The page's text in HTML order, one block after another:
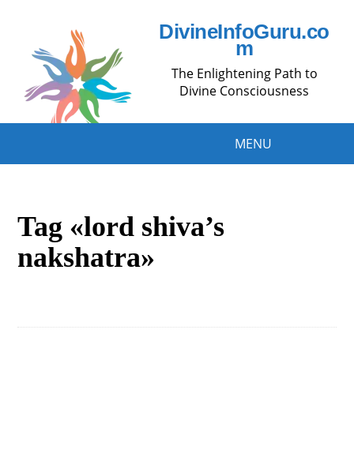
DivineInfoGuru.co
m
The Enlightening Path to
Divine Consciousness
MENU
Tag «lord shiva’s
nakshatra»